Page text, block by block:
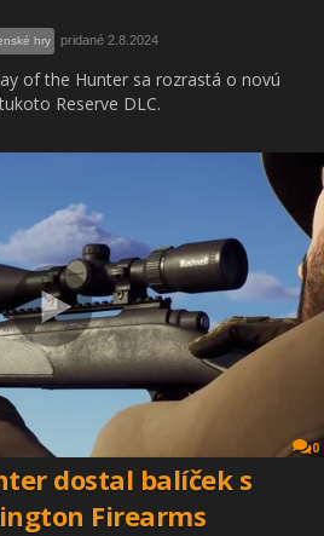
hry pridané 2.8.2024
of the Hunter sa rozrastá o novú
Reserve DLC.
0
dostal balíček s
Firearms